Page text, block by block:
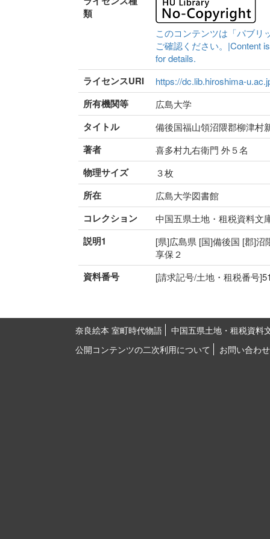
類
このコンテンツは「パブリ
ご確認ください。|Content
for details.
ライセンスURI https://dc.lib.hiroshima-
所有機関等 広島大学
タイトル 備後国福山領沼隈郡柳津村
著者 喜多村九右衛門 外５名
物理サイズ ３枚
所在 広島大学図書館
コレクション 中国五県土地・租税資料文
説明1
[県]広島県 [国]備後国 [郡]
享保２
資料番号 [請求記号/土地・租税番号
奈良絵本 室町時代物語
中国五県土地・租税資料
公開コンテンツの二次利用について
お問い合わせ